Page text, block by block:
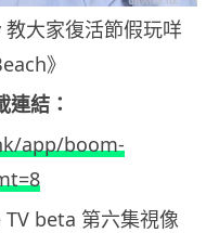
大家復活節假玩咩
》
結：
app/boom-
beta 第六集視像